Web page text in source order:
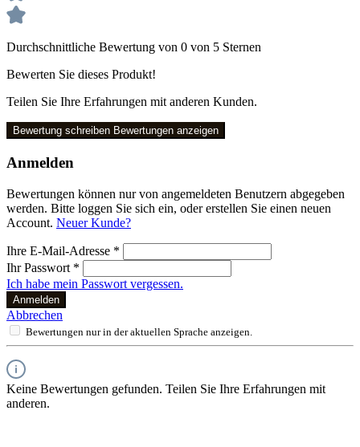
Durchschnittliche Bewertung von 0 von 5 Sternen
Bewerten Sie dieses Produkt!
Teilen Sie Ihre Erfahrungen mit anderen Kunden.
Bewertung schreiben Bewertungen anzeigen
Anmelden
Bewertungen können nur von angemeldeten Benutzern abgegeben
werden. Bitte loggen Sie sich ein, oder erstellen Sie einen neuen
Account. Neuer Kunde?
Ihre E-Mail-Adresse *
Ihr Passwort *
Ich habe mein Passwort vergessen.
Anmelden
Abbrechen
Bewertungen nur in der aktuellen Sprache anzeigen.
Keine Bewertungen gefunden. Teilen Sie Ihre Erfahrungen mit
anderen.